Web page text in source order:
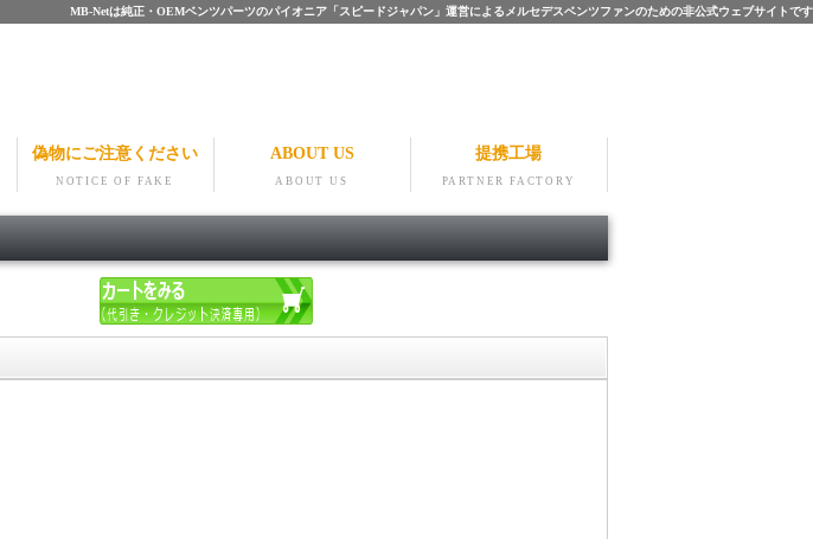
MB-Netは純正・OEMベンツパーツのパイオニア「スピードジャパン」運営によるメルセデスベンツファンのための非公式ウェブサイトです
偽物にご注意ください
NOTICE OF FAKE
ABOUT US
ABOUT US
提携工場
PARTNER FACTORY